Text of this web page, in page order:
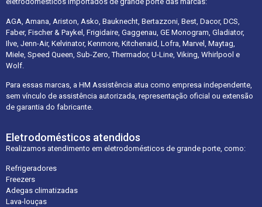
AGA, Amana, Ariston, Asko, Bauknecht, Bertazzoni, Best, Dacor, DCS,
Faber, Fischer & Paykel, Frigidaire, Gaggenau, GE Monogram, Gladiator,
Ilve, Jenn-Air, Kelvinator, Kenmore, Kitchenaid, Lofra, Marvel, Maytag,
Miele, Speed Queen, Sub-Zero, Thermador, U-Line, Viking, Whirlpool e
Wolf.
Para essas marcas, a HM Assistência atua como empresa independente,
sem vínculo de assistência autorizada, representação oficial ou extensão
de garantia do fabricante.
Eletrodomésticos atendidos
Realizamos atendimento em eletrodomésticos de grande porte, como:
Refrigeradores
Freezers
Adegas climatizadas
Lava-louças